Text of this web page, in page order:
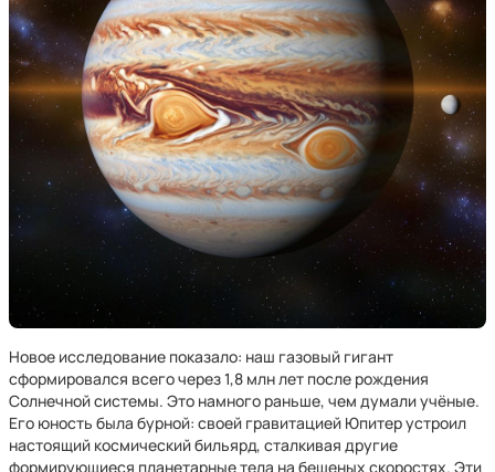
Новое исследование показало: наш газовый гигант
сформировался всего через 1,8 млн лет после рождения
Солнечной системы. Это намного раньше, чем думали учёные.
Его юность была бурной: своей гравитацией Юпитер устроил
настоящий космический бильярд, сталкивая другие
формирующиеся планетарные тела на бешеных скоростях. Эти